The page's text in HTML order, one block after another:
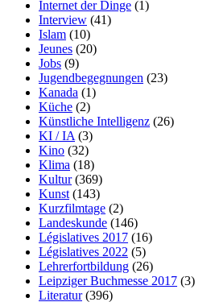
Internet der Dinge (1)
Interview (41)
Islam (10)
Jeunes (20)
Jobs (9)
Jugendbegegnungen (23)
Kanada (1)
Küche (2)
Künstliche Intelligenz (26)
KI / IA (3)
Kino (32)
Klima (18)
Kultur(369)
Kunst (143)
Kurzfilmtage (2)
Landeskunde (146)
Législatives 2017 (16)
Législatives 2022 (5)
Lehrerfortbildung (26)
Leipziger Buchmesse 2017 (3)
Literatur(396)